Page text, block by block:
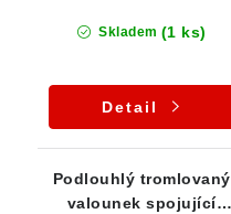
Skladem (1 ks)
Detail
Podlouhlý tromlovaný
valounek spojující